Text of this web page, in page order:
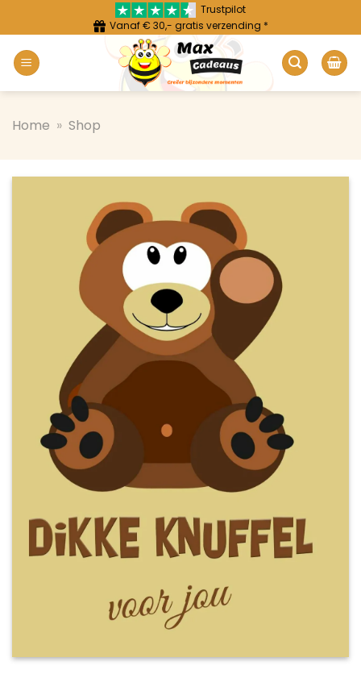
inhoud
Trustpilot
Vanaf € 30,- gratis verzending *
Home » Shop